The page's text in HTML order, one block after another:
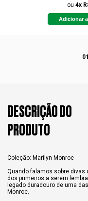
ou 4x
Adicionar
01
DESCRIÇÃO DO
PRODUTO
Coleção: Marilyn Monroe
Quando falamos sobre divas
dos primeiros a serem
legado duradouro de uma
Monroe.